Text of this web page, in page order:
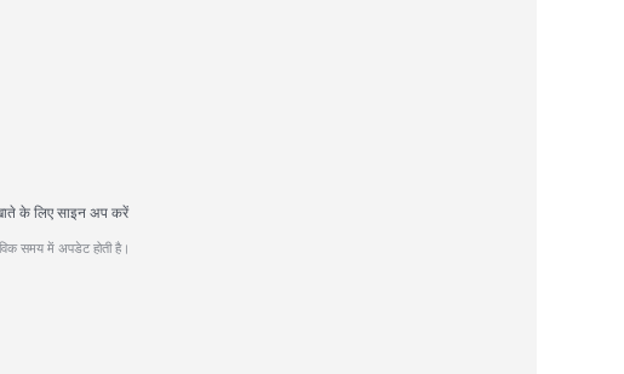
के लिए साइन अप करें
समय में अपडेट होती है।